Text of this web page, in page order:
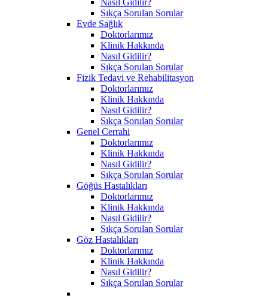
Sıkça Sorulan Sorular
Evde Sağlık
Doktorlarımız
Klinik Hakkında
Nasıl Gidilir?
Sıkça Sorulan Sorular
Fizik Tedavi ve Rehabilitasyon
Doktorlarımız
Klinik Hakkında
Nasıl Gidilir?
Sıkça Sorulan Sorular
Genel Cerrahi
Doktorlarımız
Klinik Hakkında
Nasıl Gidilir?
Sıkça Sorulan Sorular
Göğüs Hastalıkları
Doktorlarımız
Klinik Hakkında
Nasıl Gidilir?
Sıkça Sorulan Sorular
Göz Hastalıkları
Doktorlarımız
Klinik Hakkında
Nasıl Gidilir?
Sıkça Sorulan Sorular